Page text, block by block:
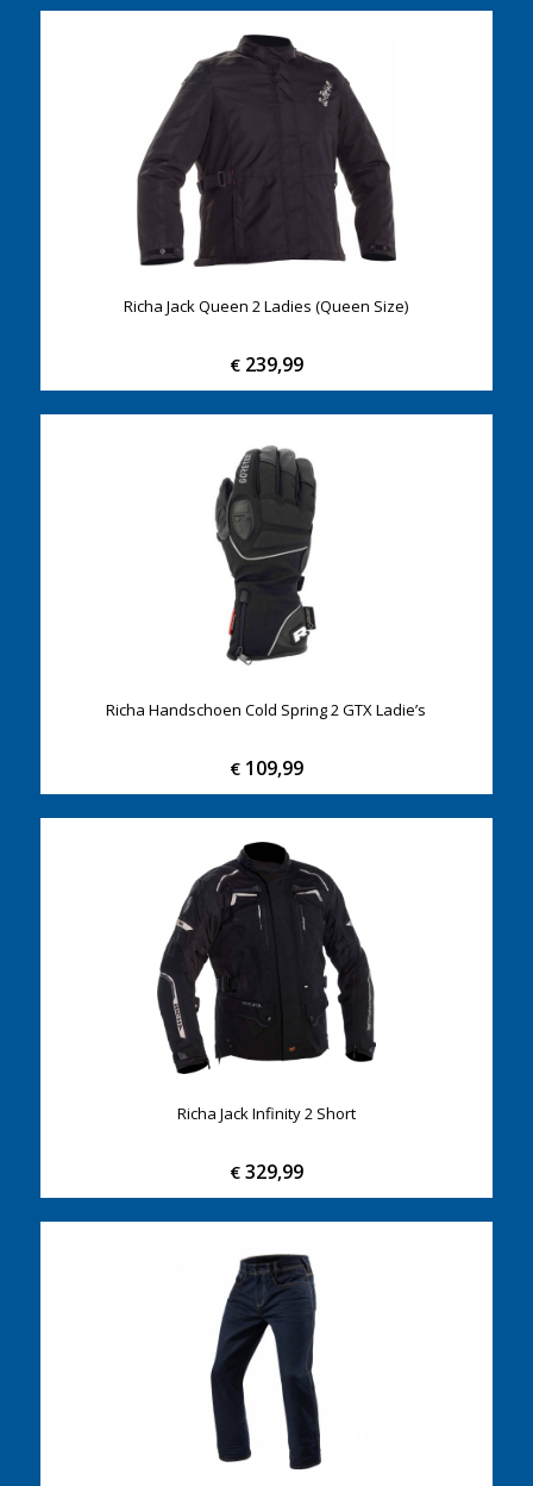
Richa Jack Queen 2 Ladies (Queen Size)
€239,99
Richa Handschoen Cold Spring 2 GTX Ladie’s
€109,99
Richa Jack Infinity 2 Short
€329,99